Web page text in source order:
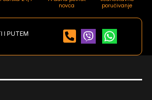
novca
poručivanje
I PUTEM